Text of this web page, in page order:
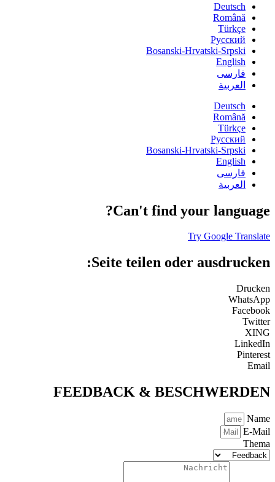
Deutsch
Română
Türkçe
Русский
Bosanski-Hrvatski-Srpski
English
فارسی
العربية
Deutsch
Română
Türkçe
Русский
Bosanski-Hrvatski-Srpski
English
فارسی
العربية
Can't find your
Try Google
Seite teilen oder
FEEDBACK &
E-